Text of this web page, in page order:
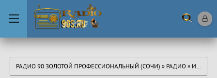
РАДИО 90 ЗОЛОТОЙ ПРОФЕССИОНАЛЬНЫЙ (СОЧИ) » РАДИО» ИГРОВАЯ МУЗЫКА